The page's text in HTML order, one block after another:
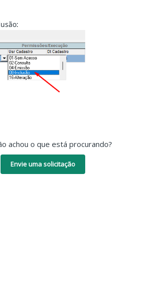
achou o que está procurando?
Envie uma solicitação